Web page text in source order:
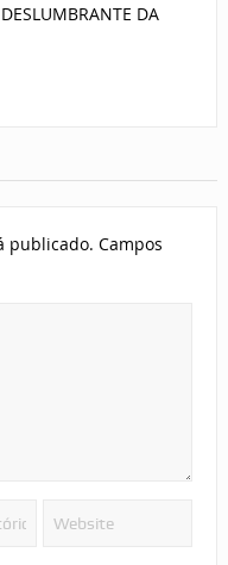
DA
publicado. Campos